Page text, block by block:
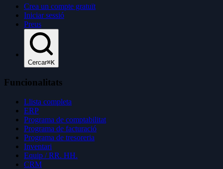
Crea un compte gratuït
Iniciar sessió
Preus
Cercar⌘K
Funcionalitats
Llista completa
ERP
Programa de comptabilitat
Programa de facturació
Programa de tresoreria
Inventari
Equip / RR. HH.
CRM